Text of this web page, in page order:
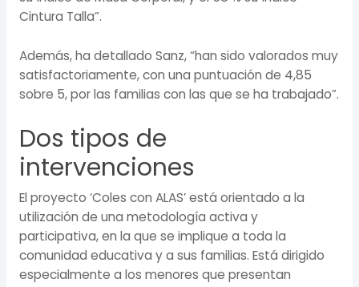
Cintura Talla”.
Además, ha detallado Sanz, “han sido valorados muy
satisfactoriamente, con una puntuación de 4,85
sobre 5, por las familias con las que se ha trabajado”.
Dos tipos de
intervenciones
El proyecto ‘Coles con ALAS’ está orientado a la
utilización de una metodología activa y
participativa, en la que se implique a toda la
comunidad educativa y a sus familias. Está dirigido
especialmente a los menores que presentan